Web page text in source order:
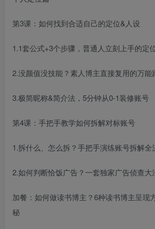
第3课：如何找到合适自己的定位&人设
1.1套公式+3个步骤，普通人立刻上手的定
2.没颜值没技能？素人博主直接复用的万能
3.极简昵称&简介法，5分钟从0-1装修账号
第4课：手把手教学如何拆解对标账号
1.拆什么、怎么拆？手把手演练账号拆解全
2.如何判断恰饭广告？一套独家广告侦查大
加餐：如何做读书博主？6种读书博主呈现
秘